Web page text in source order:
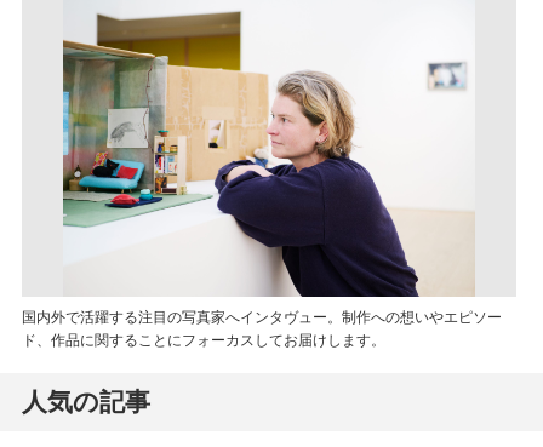
国内外で活躍する注目の写真家へインタヴュー。制作への想いやエピソー
ド、作品に関することにフォーカスしてお届けします。
人気の記事